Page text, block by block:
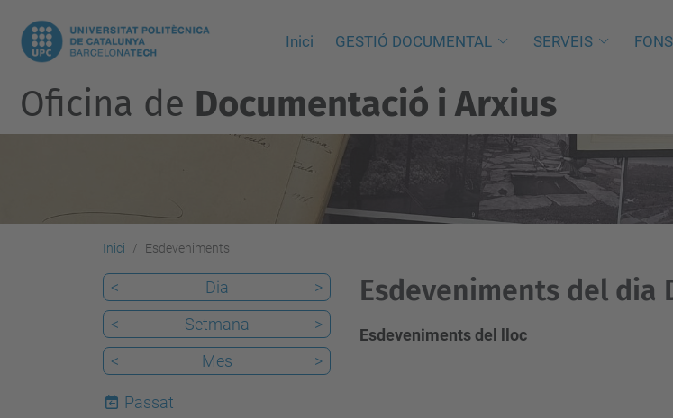
Inici GESTIÓ DOCUMENTAL SERVEIS
Oficina de Documentació i Arxius
Inici Esdeveniments
Esdeveniments del dia
Esdeveniments del lloc
< Dia
>
<
Setmana
>
<
Mes >
Passat